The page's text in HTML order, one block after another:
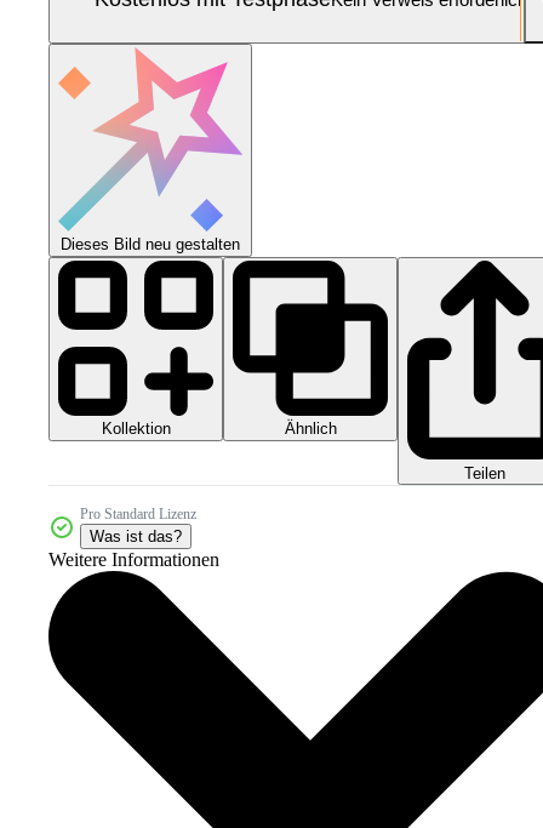
Dieses Bild neu gestalten
Kollektion Ähnlich
Teilen
Pro Standard Lizenz
Was ist das?
Weitere Informationen